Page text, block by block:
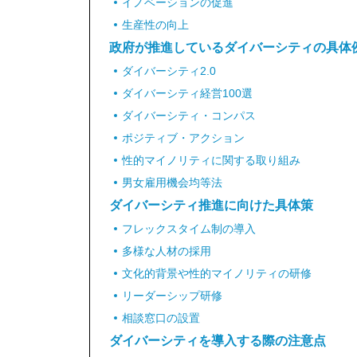
生産性の向上
政府が推進しているダイバーシティの具体
ダイバーシティ2.0
ダイバーシティ経営100選
ダイバーシティ・コンパス
ポジティブ・アクション
性的マイノリティに関する取り組み
男女雇用機会均等法
ダイバーシティ推進に向けた具体策
フレックスタイム制の導入
多様な人材の採用
文化的背景や性的マイノリティの研修
リーダーシップ研修
相談窓口の設置
ダイバーシティを導入する際の注意点